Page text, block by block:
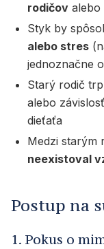
rodičov alebo
Styk by
alebo stres
jednoznačne
Starý rodič
alebo
dieťaťa
Medzi starým
neexistoval
Postup na
1. Pokus o